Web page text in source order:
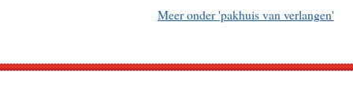
Meer onder 'pakhuis van verlangen'